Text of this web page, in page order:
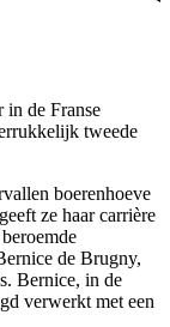
in de Franse
tweede
boerenhoeve
ze haar carrière
de Brugny,
Bernice, in de
verwerkt met een